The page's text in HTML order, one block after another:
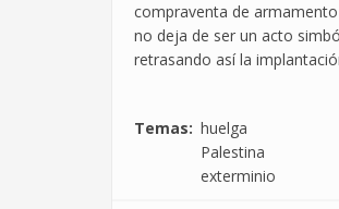
compraventa de
no deja de ser un acto
retrasando así la
Temas
huelga
Palestina
exterminio